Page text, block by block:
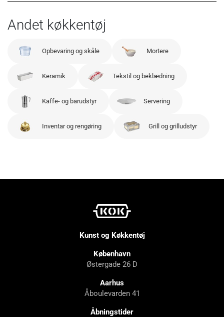
Andet køkkentøj
Opbevaring og skåle Mortere
Keramik Tekstil og beklædning
Kaffe- og barudstyr Servering
Inventar og rengøring Grill og grilludstyr
Kunst og Køkkentøj
København
Østergade 26 D
Aarhus
Åboulevarden 41
Åbningstider